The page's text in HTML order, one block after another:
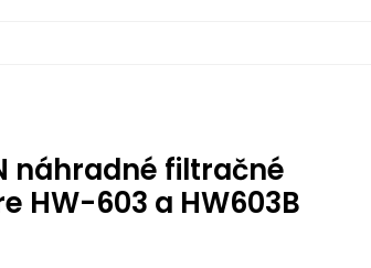
náhradné filtračné
HW-603 a HW603B